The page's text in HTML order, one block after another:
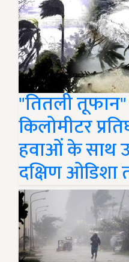
"तितली
किलोमीटर
हवाओं के साथ
दक्षिण ओडिशा